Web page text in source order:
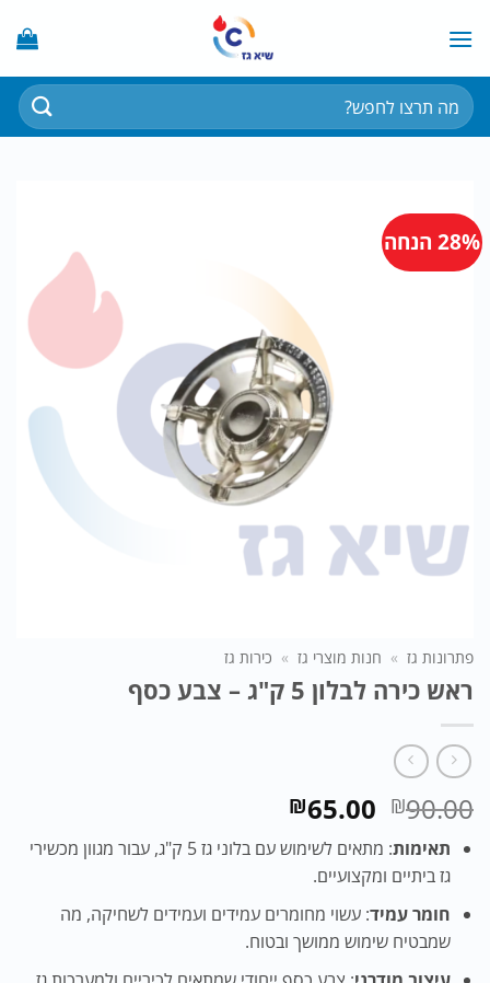
חיפוש
עבור:
28% הנחה
פתרונות גז » חנות מוצרי גז » כירות גז
ראש כירה לבלון 5 ק"ג – צבע כסף
₪90.00 המחיר
המקורי
היה:
₪90.00.
₪65.00
הנוכחי
הוא: תאימות
: מתאים לשימוש עם בלוני גז 5 ק"ג, עבור מגוון מכשירי
גז ביתיים ומקצועיים.
חומר עמיד: עשוי מחומרים עמידים ועמידים לשחיקה, מה
שמבטיח שימוש ממושך ובטוח.